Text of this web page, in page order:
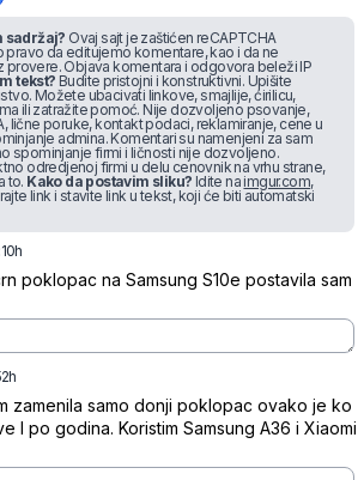
sadržaj? Ovaj sajt je zaštićen reCAPTCHA
da editujemo komentare, kao i da ne
Objava komentara i odgovora beleži IP
tekst? Budite pristojni i konstruktivni. Upišite
Možete ubacivati linkove, smajlije, ćirilicu,
ili zatražite pomoć. Nije dozvoljeno psovanje,
lične poruke, kontakt podaci, reklamiranje, cene u
admina. Komentari su namenjeni za sam
spominjanje firmi i ličnosti nije dozvoljeno.
odredjenoj firmi u delu cenovnik na vrhu strane,
to. Kako da postavim sliku? Idite na imgur.com,
link i stavite link u tekst, koji će biti automatski
poklopac na Samsung S10e postavila sam
zamenila samo donji poklopac ovako je ko
I po godina. Koristim Samsung A36 i Xiaomi